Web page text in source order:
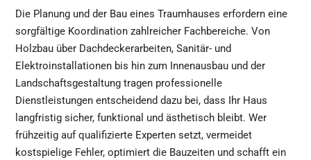
Die Planung und der Bau eines Traumhauses erfordern eine
sorgfältige Koordination zahlreicher Fachbereiche. Von
Holzbau über Dachdeckerarbeiten, Sanitär- und
Elektroinstallationen bis hin zum Innenausbau und der
Landschaftsgestaltung tragen professionelle
Dienstleistungen entscheidend dazu bei, dass Ihr Haus
langfristig sicher, funktional und ästhetisch bleibt. Wer
frühzeitig auf qualifizierte Experten setzt, vermeidet
kostspielige Fehler, optimiert die Bauzeiten und schafft ein